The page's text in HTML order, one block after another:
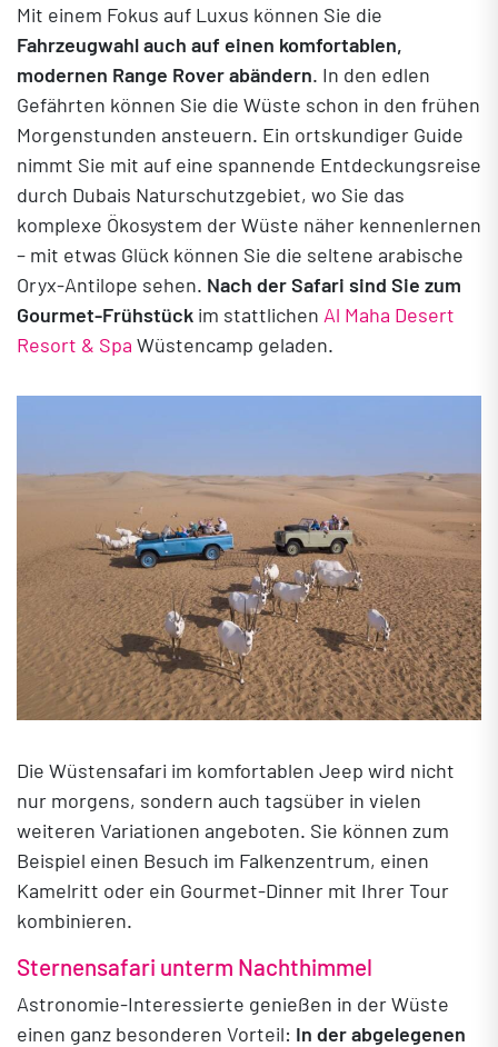
Mit einem Fokus auf Luxus können Sie die
Fahrzeugwahl auch auf einen komfortablen,
modernen Range Rover abändern. In den edlen
Gefährten können Sie die Wüste schon in den frühen
Morgenstunden ansteuern. Ein ortskundiger Guide
nimmt Sie mit auf eine spannende Entdeckungsreise
durch Dubais Naturschutzgebiet, wo Sie das
komplexe Ökosystem der Wüste näher kennenlernen
– mit etwas Glück können Sie die seltene arabische
Oryx-Antilope sehen. Nach der Safari sind Sie zum
Gourmet-Frühstück im stattlichen Al Maha Desert
Resort & Spa Wüstencamp geladen.
Die Wüstensafari im komfortablen Jeep wird nicht
nur morgens, sondern auch tagsüber in vielen
weiteren Variationen angeboten. Sie können zum
Beispiel einen Besuch im Falkenzentrum, einen
Kamelritt oder ein Gourmet-Dinner mit Ihrer Tour
kombinieren.
Sternensafari unterm Nachthimmel
Astronomie-Interessierte genießen in der Wüste
einen ganz besonderen Vorteil: In der abgelegenen